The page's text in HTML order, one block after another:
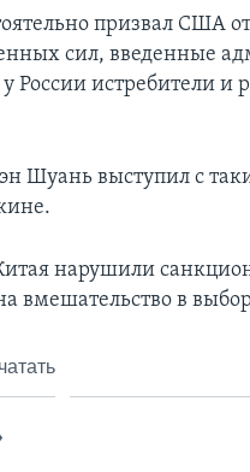
призвал США
сил, введенные
России истребители и
Шуань выступил с
нарушили
вмешательство в